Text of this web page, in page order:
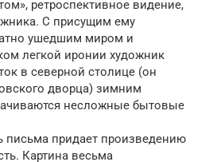
ретроспективное видение,
С присущим ему
ушедшим миром и
легкой иронии художник
в северной столице (он
дворца) зимним
несложные бытовые
письма придает произведению
Картина весьма